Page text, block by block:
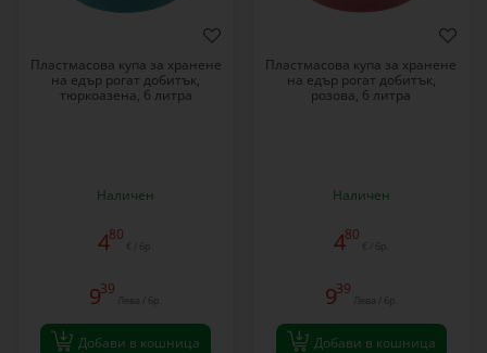
Пластмасова купа за хранене
на едър рогат добитък,
тюркоазена, 6 литра
Наличен
480
€ / бр.
939
Лева / бр.
Добави в кошница
Пластмасова купа за хранене
на едър рогат добитък,
розова, 6 литра
Наличен
480
€ / бр.
939
Лева / бр.
Добави в кошница